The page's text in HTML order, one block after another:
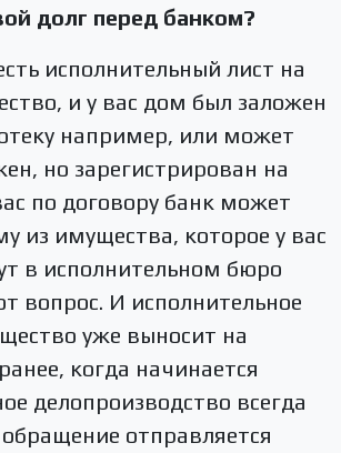
долг перед банком?
исполнительный лист на
и у вас дом был заложен
например, или может
но зарегистрирован на
по договору банк может
из имущества, которое у вас
в исполнительном бюро
вопрос. И исполнительное
уже выносит на
когда начинается
делопроизводство всегда
отправляется